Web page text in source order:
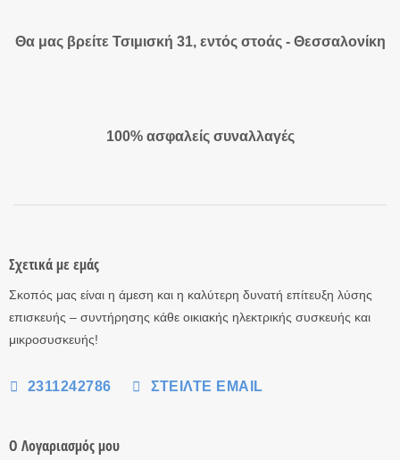
Θα μας βρείτε Τσιμισκή 31, εντός στοάς - Θεσσαλονίκη
100% ασφαλείς συναλλαγές
Σχετικά με εμάς
Σκοπός μας είναι η άμεση και η καλύτερη δυνατή επίτευξη λύσης
επισκευής – συντήρησης κάθε οικιακής ηλεκτρικής συσκευής και
μικροσυσκευής!
2311242786 ΣΤΕΊΛΤΕ EMAIL
Ο Λογαριασμός μου